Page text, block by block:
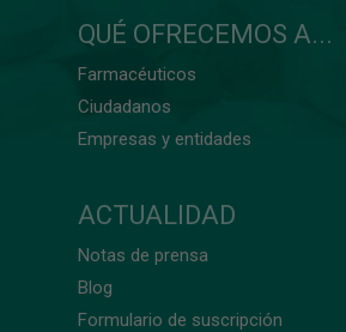
QUÉ OFRECEMOS A...
Farmacéuticos
Ciudadanos
Empresas y entidades
ACTUALIDAD
Notas de prensa
Blog
Formulario de suscripción